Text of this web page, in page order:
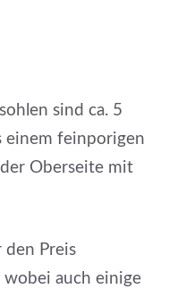
sind ca. 5
einem feinporigen
Oberseite mit
Preis
wobei auch einige